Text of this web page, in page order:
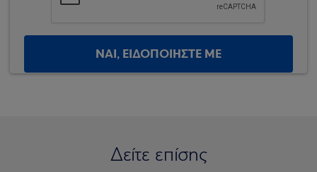
ΝΑΙ, ΕΙΔΟΠΟΙΗΣΤΕ ΜΕ
Δείτε επίσης